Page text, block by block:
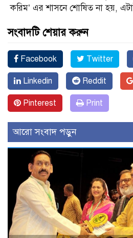
করিম’ এর শাসনে শোষিত না হয়,
সংবাদটি শেয়ার করুন
Facebook Twitter
Linkedin Reddit
Pinterest Print
আরো সংবাদ পড়ুন